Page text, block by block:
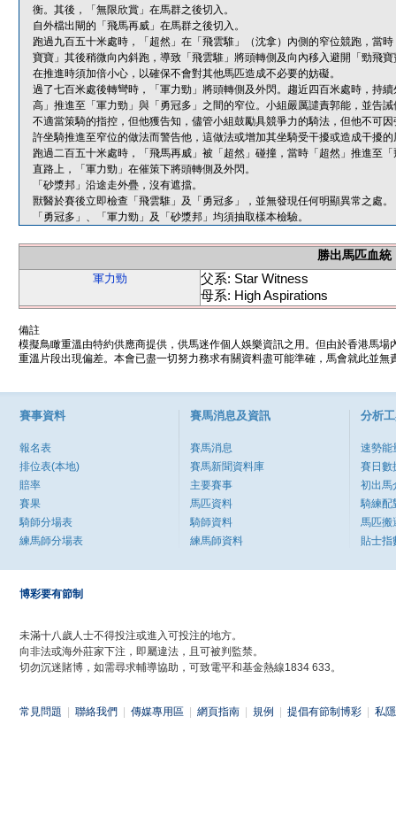
衡。其後，「無限欣賞」在馬群之後切入。
自外檔出閘的「飛馬再威」在馬群之後切入。
跑過九百五十米處時，「超然」在「飛雲騅」（沈拿）內側的窄位競跑，當
寶寶」其後稍微向內斜跑，導致「飛雲騅」將頭轉側及向內移入避開「勁飛
在推進時須加倍小心，以確保不會對其他馬匹造成不必要的妨礙。
過了七百米處後轉彎時，「軍力勁」將頭轉側及外閃。趨近四百米處時，持
高」推進至「軍力勁」與「勇冠多」之間的窄位。小組嚴厲譴責郭能，並告
不適當策騎的指控，但他獲告知，儘管小組鼓勵具競爭力的騎法，但他不可
許坐騎推進至窄位的做法而警告他，這做法或增加其坐騎受干擾或造成干擾的
跑過二百五十米處時，「飛馬再威」被「超然」碰撞，當時「超然」推進至
直路上，「軍力勁」在催策下將頭轉側及外閃。
「砂漿邦」沿途走外疊，沒有遮擋。
獸醫於賽後立即檢查「飛雲騅」及「勇冠多」，並無發現任何明顯異常之處。
「勇冠多」、「軍力勁」及「砂漿邦」均須抽取樣本檢驗。
勝出馬匹血統
軍力勁
父系: Star Witness
母系: High Aspirations
備註
模擬鳥瞰重溫由特約供應商提供，供馬迷作個人娛樂資訊之用。但由於香港馬
重溫片段出現偏差。本會已盡一切努力務求有關資料盡可能準確，馬會就此並
賽事資料
報名表
排位表(本地)
賠率
賽果
騎師分場表
練馬師分場表
賽馬消息及資訊
賽馬消息
賽馬新聞資料庫
主要賽事
馬匹資料
騎師資料
練馬師資料
分析
速勢能
賽日數
初出馬
騎練配
馬匹搬
貼士指
博彩要有節制
未滿十八歲人士不得投注或進入可投注的地方。
向非法或海外莊家下注，即屬違法，且可被判監禁。
切勿沉迷賭博，如需尋求輔導協助，可致電平和基金熱線1834 633。
常見問題 聯絡我們 傳媒專用區 網頁指南 規例 提倡有節制博彩 私